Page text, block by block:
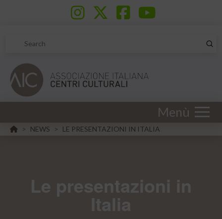
Search
Menù
HOME
> NEWS > LE PRESENTAZIONI IN ITALIA